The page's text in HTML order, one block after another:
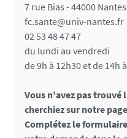
7 rue Bias - 44000 Nantes
fc.sante@univ-nantes.fr
02 53 48 47 47
du lundi au vendredi
de 9h à 12h30 et de 14h
Vous n'avez pas
cherchiez sur notre
Complétez le